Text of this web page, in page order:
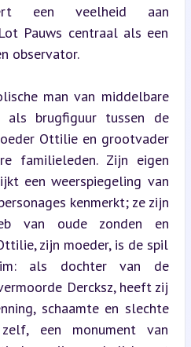
een veelheid aan
Pauws centraal als een
observator.
man van middelbare
als brugfiguur tussen de
Ottilie en grootvader
familieleden. Zijn eigen
een weerspiegeling van
kenmerkt; ze zijn
van oude zonden en
zijn moeder, is de spil
als dochter van de
Dercksz, heeft zij
schaamte en slechte
zelf, een monument van